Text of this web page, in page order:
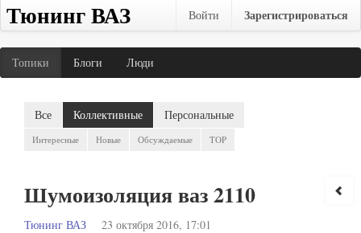
Тюнинг ВАЗ Войти Зарегистрироваться
Топики Блоги Люди
Все Коллективные Персональные
Интересные Новые Обсуждаемые TOP
Шумоизоляция ваз 2110
Тюнинг ВАЗ 23 октября 2016, 17:01